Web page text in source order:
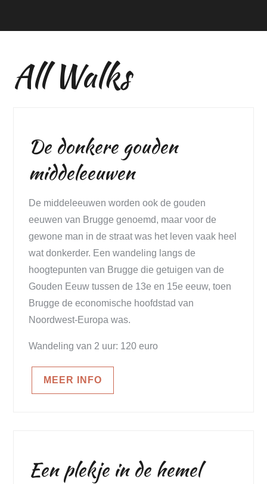
All Walks
De donkere gouden
middeleeuwen
De middeleeuwen worden ook de gouden
eeuwen van Brugge genoemd, maar voor de
gewone man in de straat was het leven vaak heel
wat donkerder. Een wandeling langs de
hoogtepunten van Brugge die getuigen van de
Gouden Eeuw tussen de 13e en 15e eeuw, toen
Brugge de economische hoofdstad van
Noordwest-Europa was.
Wandeling van 2 uur: 120 euro
MEER INFO
Een plekje in de hemel